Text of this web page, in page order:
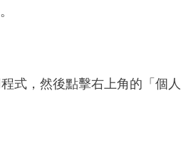
式，然後點擊右上角的「個人